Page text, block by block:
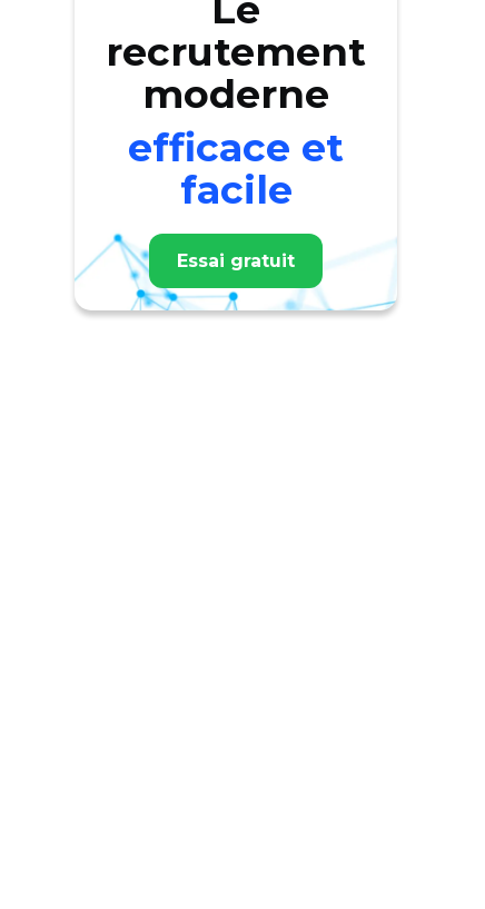
recrutement
moderne
efficace et
facile
Essai gratuit